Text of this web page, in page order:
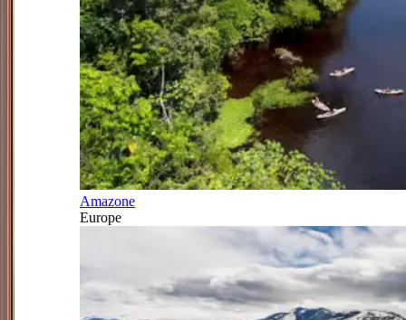
Amazone
Europe